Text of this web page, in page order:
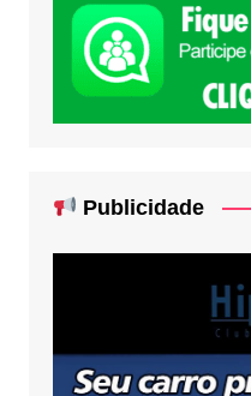
Publicidade